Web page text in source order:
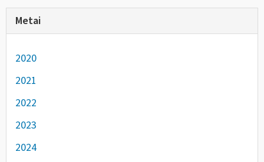
Metai
2020
2021
2022
2023
2024